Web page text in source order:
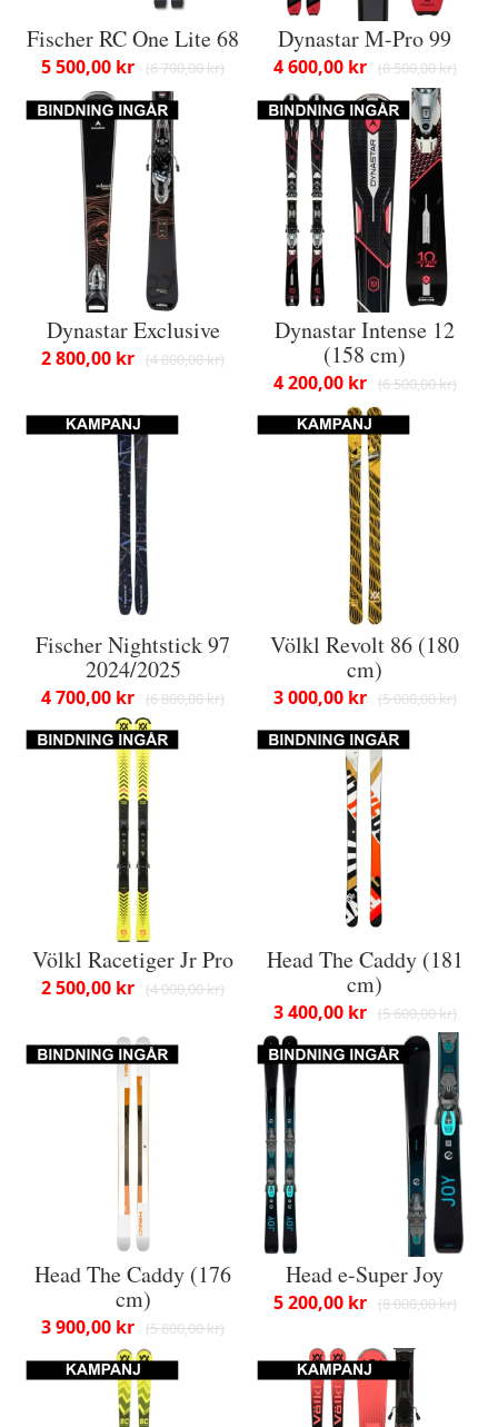
Fischer RC One Lite 68
6 700,00 kr
5 500,00 kr
Dynastar M-Pro 99
8 500,00 kr
4 600,00 kr
Dynastar Exclusive
4 800,00 kr
2 800,00 kr
Dynastar Intense 12
(158 cm)
6 500,00 kr
4 200,00 kr
Fischer Nightstick 97
2024/2025
6 800,00 kr
4 700,00 kr
Völkl Revolt 86 (180
cm)
5 000,00 kr
3 000,00 kr
Völkl Racetiger Jr Pro
4 000,00 kr
2 500,00 kr
Head The Caddy (181
cm)
5 600,00 kr
3 400,00 kr
Head The Caddy (176
cm)
5 800,00 kr
3 900,00 kr
Head e-Super Joy
8 000,00 kr
5 200,00 kr